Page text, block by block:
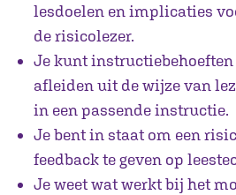
lesdoelen en implicaties
de risicolezer.
Je kunt
afleiden uit de wijze van
in een passende instructie.
Je bent in staat om een
feedback te geven op
Je weet wat werkt bij het